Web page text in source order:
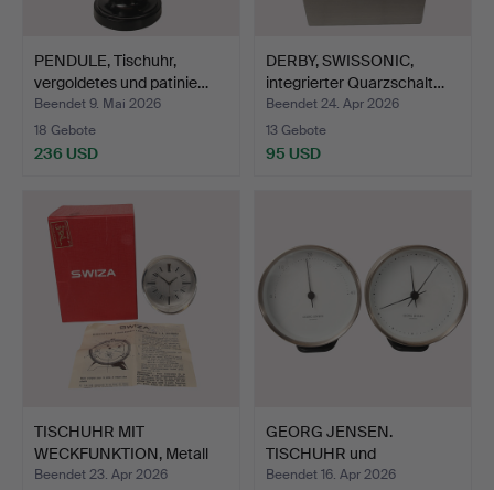
PENDULE, Tischuhr,
vergoldetes und patinie…
Beendet 9. Mai 2026
18 Gebote
236 USD
DERBY, SWISSONIC,
integrierter Quarzschalt…
Beendet 24. Apr 2026
13 Gebote
95 USD
TISCHUHR MIT
WECKFUNKTION, Metall
mit gebü…
Beendet 23. Apr 2026
GEORG JENSEN.
TISCHUHR und
THERMOMETER, 2 …
Beendet 16. Apr 2026